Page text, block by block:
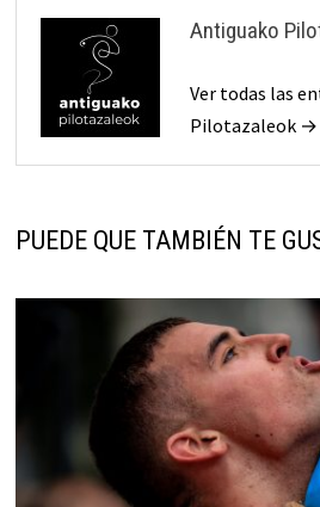
Antiguako
Ver todas las
Pilotazaleok →
PUEDE QUE TAMBIÉN TE